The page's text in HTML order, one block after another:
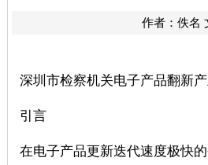
作者：佚名
深圳市检察机关电子产品翻新
引言
在电子产品更新迭代速度极快